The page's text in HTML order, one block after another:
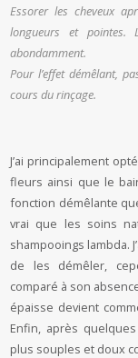
Essorer les cheveux
longueurs et
abondamment.
Pour l’effet démêlant,
cours du rinçage.
J’ai principalement
fleurs ainsi que le
fonction démêlante
vrai que les soins
shampooings lambda.
de les démêler,
comparé à son
épaisse devient
Enfin, après
plus souples et doux